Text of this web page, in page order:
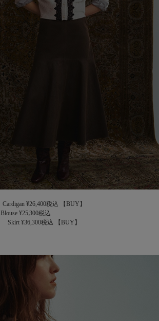
Cardigan ¥26,400税込
【BUY】
Blouse ¥25,300税込
Skirt ¥36,300税込
【BUY】